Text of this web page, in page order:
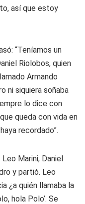
así que estoy
“Teníamos un
Riolobos, quien
Armando
ni siquiera soñaba
lo dice con
queda con vida en
recordado”.
Marini, Daniel
y partió. Leo
¿a quién llamaba la
hola Polo’. Se